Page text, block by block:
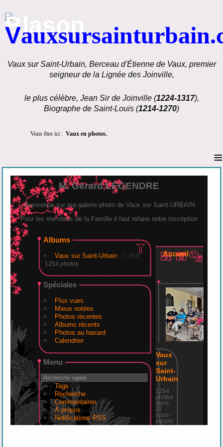
V
Vaux sur Saint-Urbain, Berceau d'Étienne de Vaux, premier
seigneur de la Lignée des Joinville,
le plus célèbre, Jean Sir de Joinville (1224-1317),
Biographe de Saint-Louis (1214-1270)
Vous êtes ici : Vaux en photos.
≡